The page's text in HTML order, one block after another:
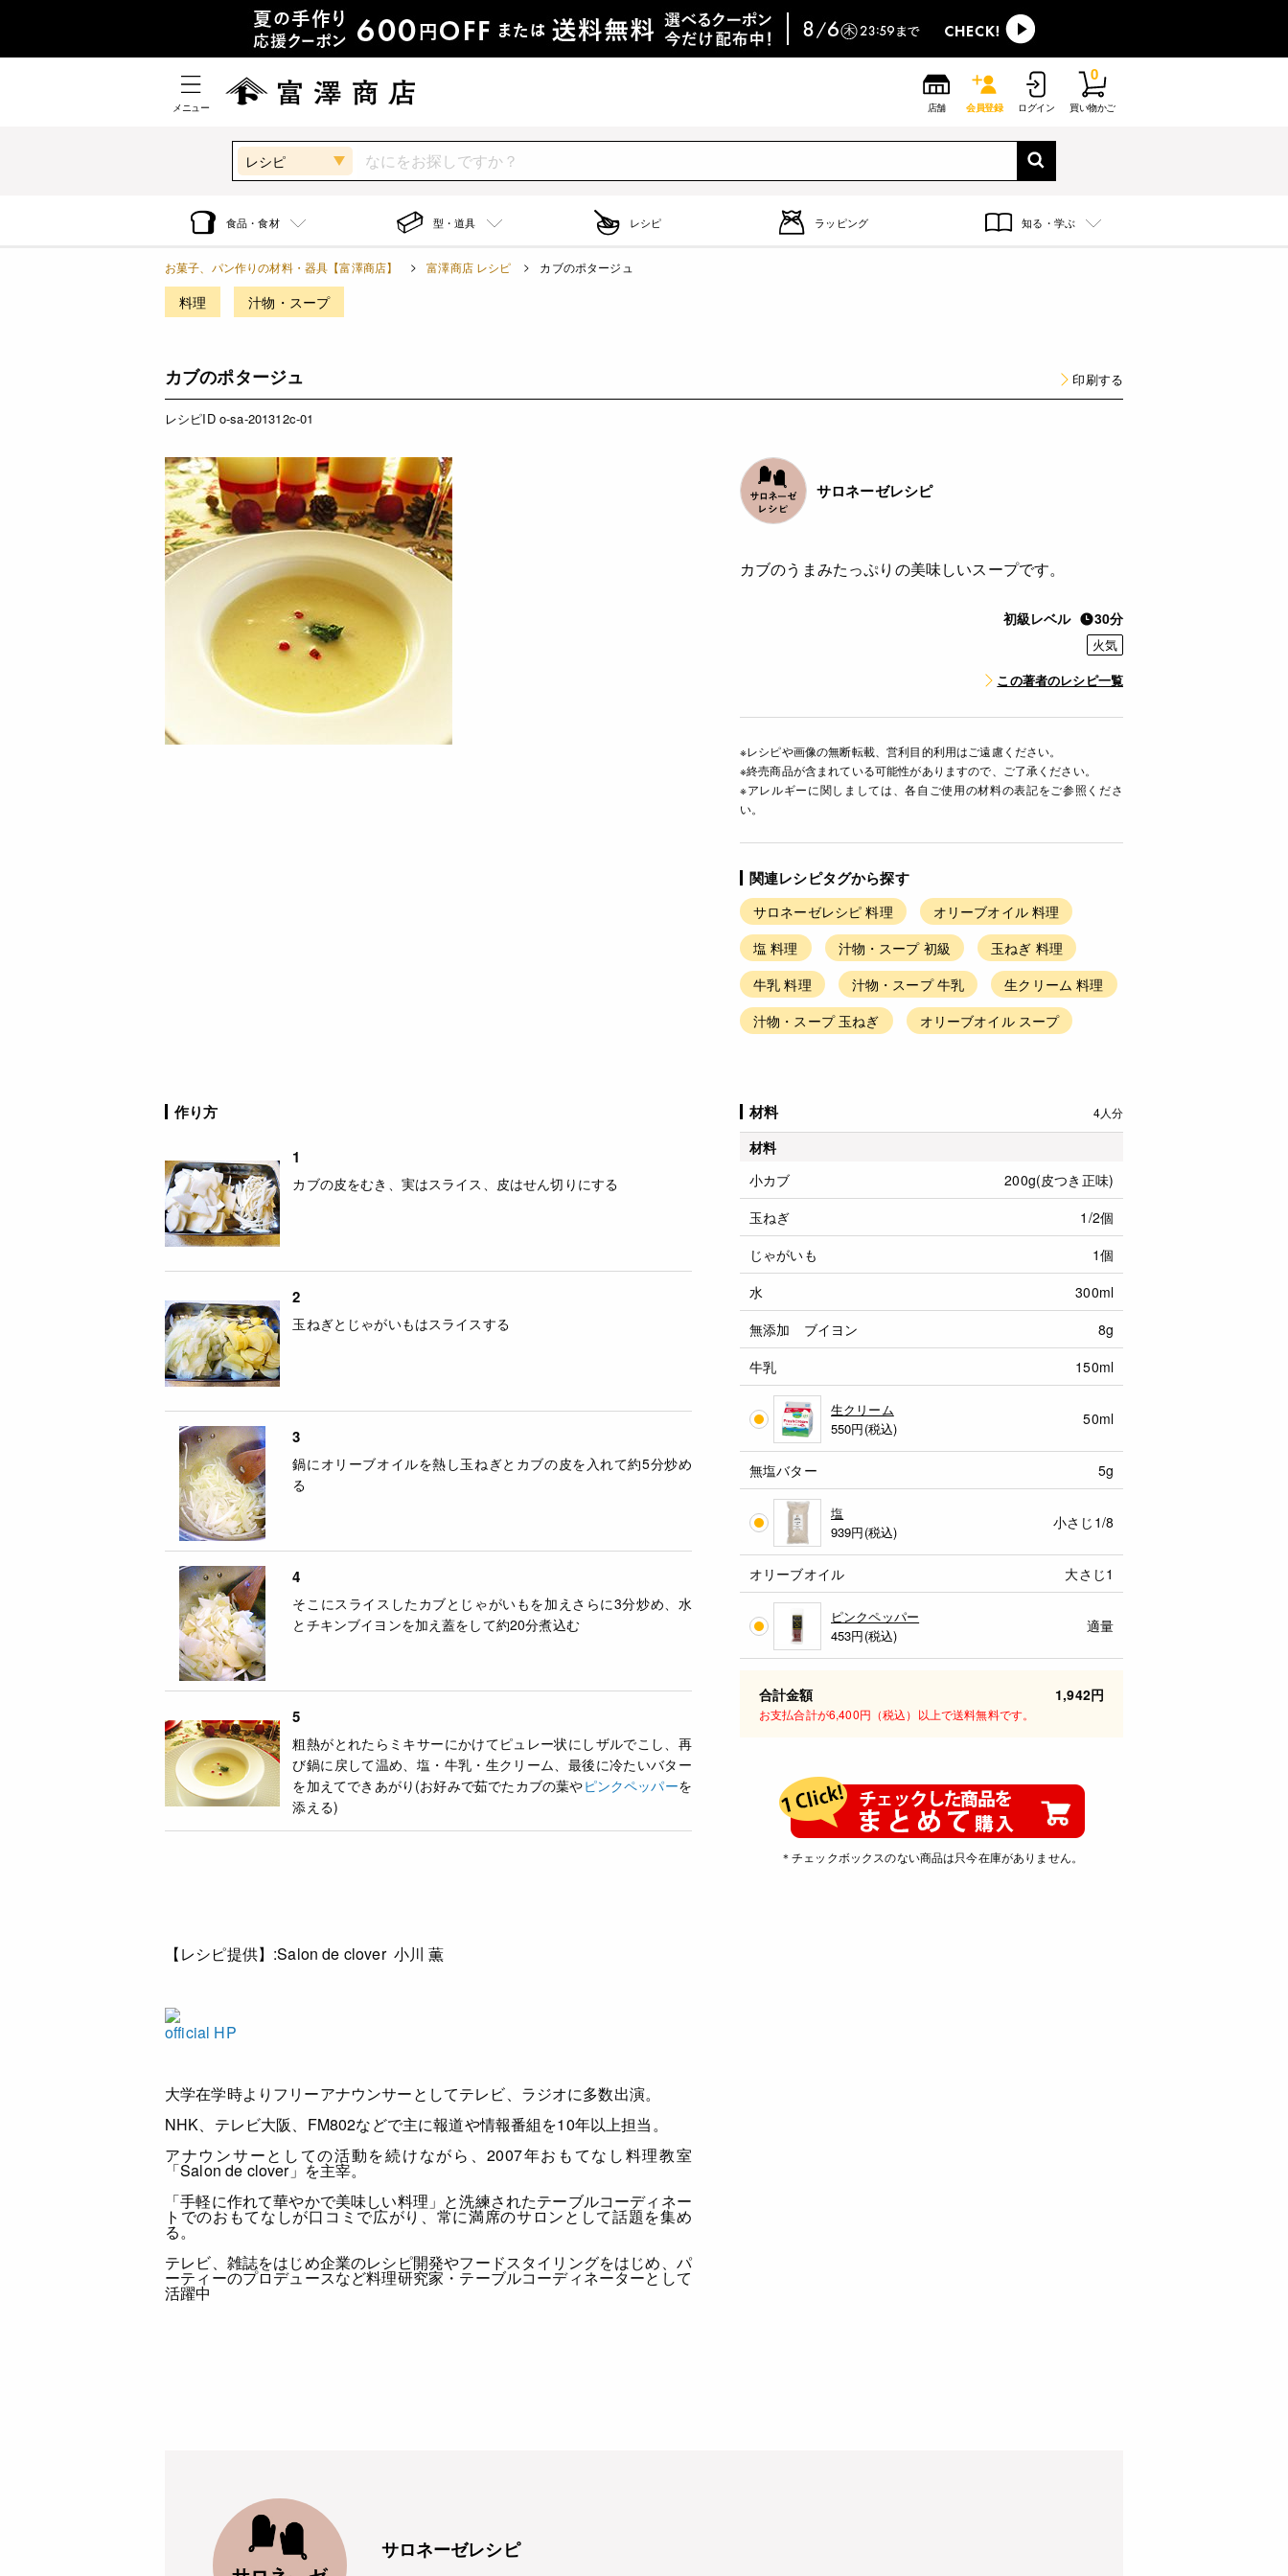
メニュー 店舗 会員登録 ログイン 買い物かご
0
レシピ
食品・食材 型・道具 レシピ ラッピング 知る・学ぶ
お菓子、パン作りの材料・器具【富澤商店】 富澤商店 レシピ カブのポタージュ
料理 汁物・スープ
カブのポタージュ 印刷する
レシピID o-sa-201312c-01
サロネーゼレシピ
カブのうまみたっぷりの美味しいスープです。
初級レベル 30分
火気
この著者のレシピ一覧
※レシピや画像の無断転載、営利目的利用はご遠慮ください。
※終売商品が含まれている可能性がありますので、ご了承ください。
※アレルギーに関しましては、各自ご使用の材料の表記をご参照くださ
い。
関連レシピタグから探す
サロネーゼレシピ 料理
オリーブオイル 料理
塩 料理
汁物・スープ 初級
玉ねぎ 料理
牛乳 料理
汁物・スープ 牛乳
生クリーム 料理
汁物・スープ 玉ねぎ
オリーブオイル スープ
材料 4人分
材料
小カブ
200g(皮つき正味)
玉ねぎ
1/2個
じゃがいも
1個
水
300ml
無添加 ブイヨン
8g
牛乳
150ml
生クリーム
550円(税込)
50ml
無塩バター 5g
塩
939円(税込)
小さじ1/8
オリーブオイル 大さじ1
ピンクペッパー
453円(税込)
適量
合計金額 1,942円
お支払合計が6,400円（税込）以上で送料無料です。
＊チェックボックスのない商品は只今在庫がありません。
作り方
1
カブの皮をむき、実はスライス、皮はせん切りにする
2
玉ねぎとじゃがいもはスライスする
3
鍋にオリーブオイルを熱し玉ねぎとカブの皮を入れて約5分炒め
る
4
そこにスライスしたカブとじゃがいもを加えさらに3分炒め、水
とチキンブイヨンを加え蓋をして約20分煮込む
5
粗熱がとれたらミキサーにかけてピュレー状にしザルでこし、再
び鍋に戻して温め、塩・牛乳・生クリーム、最後に冷たいバター
を加えてできあがり(お好みで茹でたカブの葉やピンクペッパーを
添える)
【レシピ提供】:Salon de clover 小川 薫
official HP
大学在学時よりフリーアナウンサーとしてテレビ、ラジオに多数出演。
NHK、テレビ大阪、FM802などで主に報道や情報番組を10年以上担当。
アナウンサーとしての活動を続けながら、2007年おもてなし料理教室
「Salon de clover」を主宰。
「手軽に作れて華やかで美味しい料理」と洗練されたテーブルコーディネー
トでのおもてなしが口コミで広がり、常に満席のサロンとして話題を集め
る。
テレビ、雑誌をはじめ企業のレシピ開発やフードスタイリングをはじめ、パ
ーティーのプロデュースなど料理研究家・テーブルコーディネーターとして
活躍中
サロネーゼレシピ